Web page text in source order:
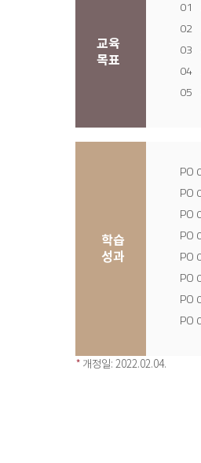
교육
목표
학습
성과
* 개정일: 2022.02.04.